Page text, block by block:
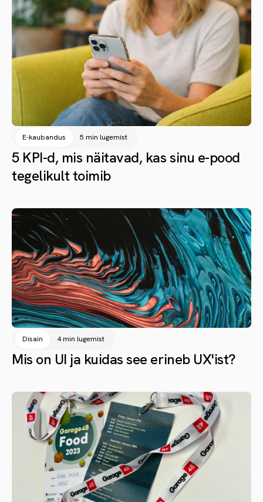
E-kaubandus 5 min lugemist
5 KPI-d, mis näitavad, kas sinu e-pood
tegelikult toimib
Disain 4 min lugemist
Mis on UI ja kuidas see erineb UX'ist?